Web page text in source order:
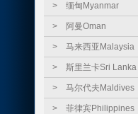
> 缅甸Myanmar
> 阿曼Oman
> 马来西亚Malaysia
> 斯里兰卡Sri Lanka
> 马尔代夫Maldives
> 菲律宾Philippines